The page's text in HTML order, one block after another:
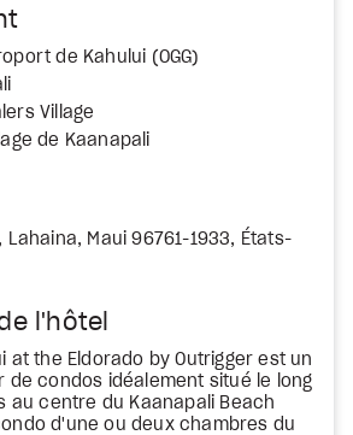
de Kahului (OGG)
Village
de Kaanapali
Lahaina, Maui 96761-1933, États-
l'hôtel
at the Eldorado by Outrigger est un
de condos idéalement situé le long
au centre du Kaanapali Beach
d'une ou deux chambres du